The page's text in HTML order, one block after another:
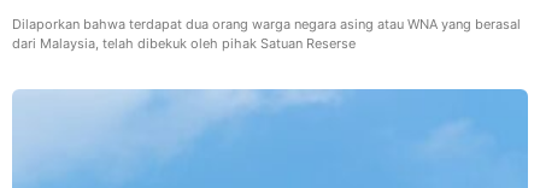
Dilaporkan bahwa terdapat dua orang warga negara asing atau WNA yang berasal
dari Malaysia, telah dibekuk oleh pihak Satuan Reserse